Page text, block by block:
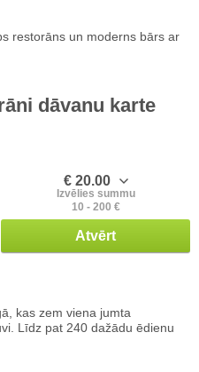
restorāns un moderns bārs ar
dāvanu karte
€ 20.00
Izvēlies summu
10 - 200 €
Atvērt
kas zem viena jumta
Līdz pat 240 dažādu ēdienu